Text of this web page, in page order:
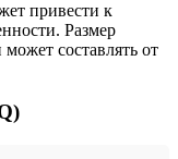
привести к
Размер
составлять от